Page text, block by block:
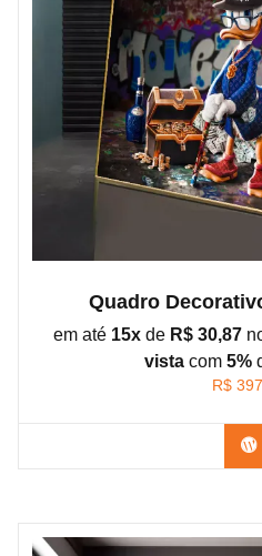
Quadro
em até 15xde R$ 30,87
vista com 5%
R$